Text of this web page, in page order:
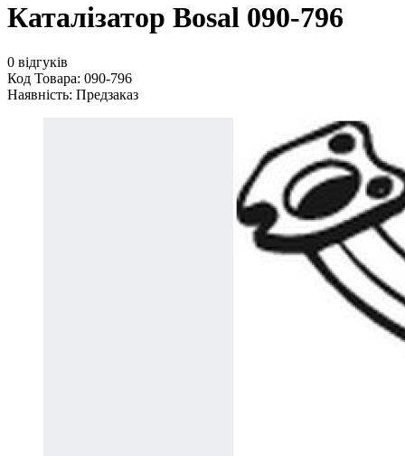
Каталізатор Bosal 090-796
0 відгуків
Код Товара: 090-796
Наявність: Предзаказ